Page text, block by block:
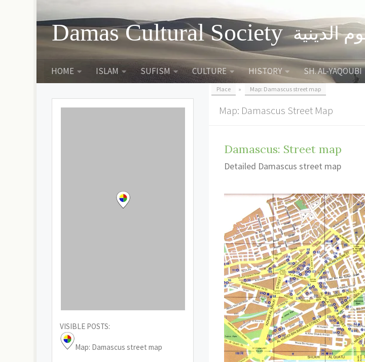
Damas Cultural Society الدينية
HOME ISLAM SUFISM CULTURE HISTORY SH. AL-YAQOUBI
Place » Map: Damascus street map
Map: Damascus Street Map
Damascus: Street map
Detailed Damascus street map
VISIBLE POSTS:
Map: Damascus street map